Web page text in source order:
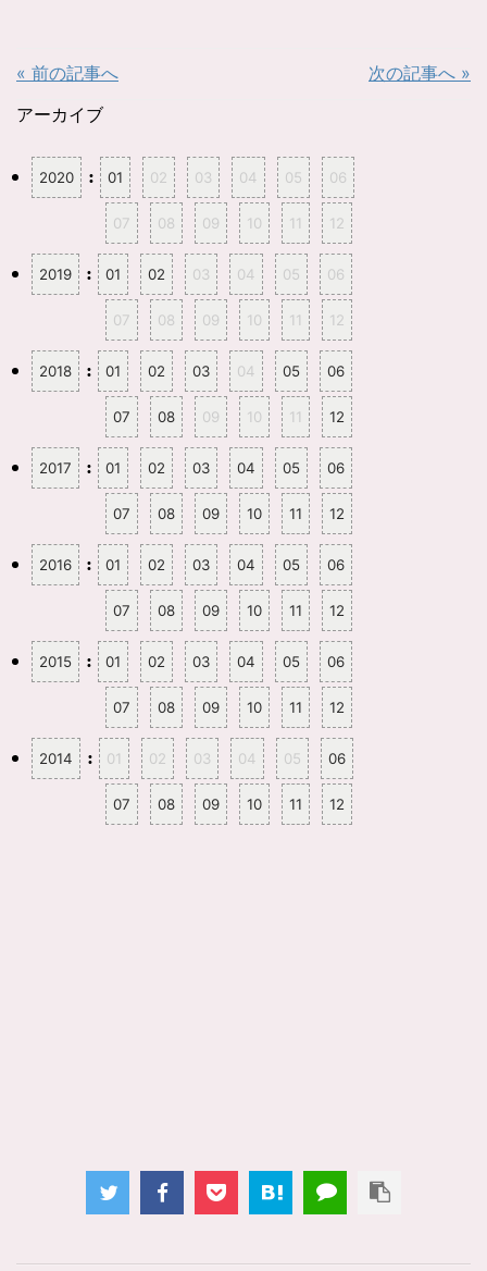
e
r
共
有
い
で
開
き
ま
す
る
し
く
だ
さ
い
(
新
し
い
ウ
ィ
ン
ド
で
開
き
ま
す
)
« 前の記事へ 次の記事へ »
アーカイブ
2020 : 01 02 03 04 05 06
07 08 09 10 11 12
2019 : 01 02 03 04 05 06
07 08 09 10 11 12
2018 : 01 02 03 04 05 06
07 08 09 10 11 12
2017 : 01 02 03 04 05 06
07 08 09 10 11 12
2016 : 01 02 03 04 05 06
07 08 09 10 11 12
2015 : 01 02 03 04 05 06
07 08 09 10 11 12
2014 : 01 02 03 04 05 06
07 08 09 10 11 12